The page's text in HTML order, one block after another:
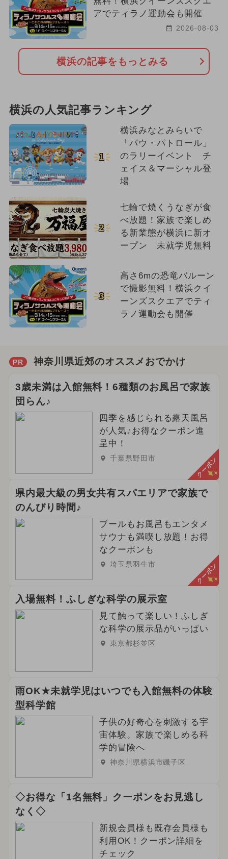
アでティラノ運動会も開催
2026-08-03
横浜の記事をもっとみる
横浜の人気記事ランキング
1
横浜みなとみらいで
「パウ・パトロール」
のラリーイベント チ
ェイス＆マーシャル登
場
2
七輪で焼くうなぎが食
べ放題！家族で楽しめ
る新業態が横浜に新オ
ープン 未就学児無料
3
高さ6mの恐竜バルーン
で撮影無料！横浜クイ
ーンズスクエアでティ
ラノ運動会も開催
PR 神奈川県近郊のオススメおでかけ
3歳未満は入館無料！6種類のお風呂で家族
団らん♪
四季を感じられる露天風呂
が人気♪お得なクーポン進
呈中！
千葉県野田市 クーポン
県内最大級の男女共有スパエリアで家族で
のんびり時間♪
プールもお風呂もエンタメ
サウナも満喫し放題！お得
なクーポンも
埼玉県羽生市 クーポン
入場無料！ふしぎな科学の展示室
見て触って楽しい！ふしぎ
な科学の展示品がいっぱい
東京都杉並区
雨OK★未就学児はいつでも入館無料の体験
型科学館
子供の好奇心を刺激する宇
宙体験。家族で楽しめる科
学的冒険へ
神奈川県横浜市磯子区
◇お得な「1名無料」クーポンをお見逃し
なく◇
新規会員様も既存会員様も
利用OK！クーポン詳細を
チェック